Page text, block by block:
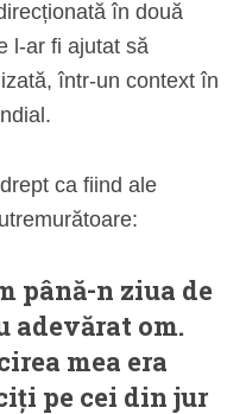
în două
l-ar fi ajutat să
într-un context în
ca fiind ale
până-n ziua de
adevărat om.
mea era
pe cei din jur